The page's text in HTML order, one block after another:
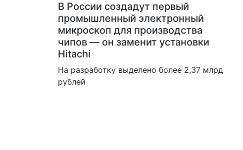
В России создадут первый
промышленный электронный
микроскоп для производства
чипов — он заменит установки
Hitachi
На разработку выделено более 2,37 млрд
рублей